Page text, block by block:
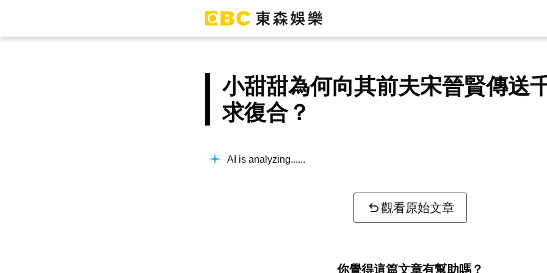
小甜甜為何向其前夫宋晉賢傳送
求復合？
AI is analyzing...
觀看原始文章
你覺得這篇文章有幫助嗎？